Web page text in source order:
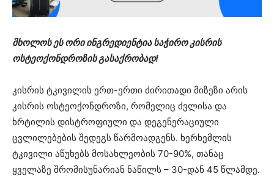
მხოლოს ეს ორი ინგრედიენტია საჭირო კისრის
ოსტეოქონდროზის გასაქრობად!
კისრის ტკივილის ერთ-ერთი ძირითადი მიზეზი არის
კისრის ოსტეოქონდროზი, რომელიც ძვლისა და
ხრტილის დისტროფიული და დეგენერაციული
ცვლილებების შედეგს წარმოადგენს. ხერხემლის
ტკივილი აწუხებს მოსახლეობის 70-90%, თანაც
ყველაზე შრომისუნარიან ნაწილს – 30-დან 45 წლამდე.